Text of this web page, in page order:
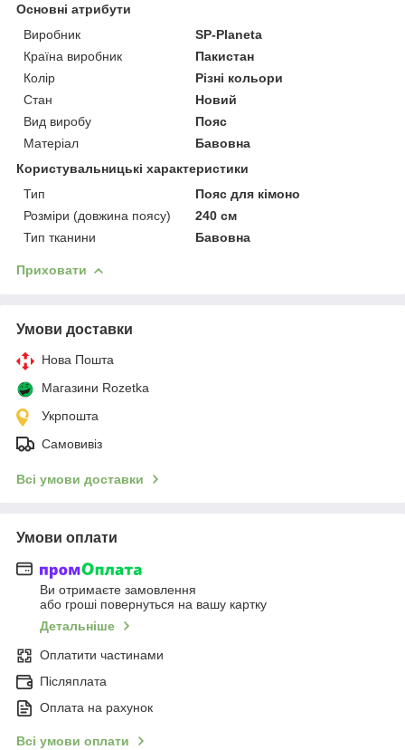
Основні атрибути
Виробник
SP-Planeta
Країна виробник
Пакистан
Колір
Різні кольори
Стан
Новий
Вид виробу
Пояс
Матеріал
Бавовна
Користувальницькі характеристики
Тип
Пояс для кімоно
Розміри (довжина поясу)
240 см
Тип тканини
Бавовна
Приховати
Умови доставки
Нова Пошта
Магазини Rozetka
Укрпошта
Самовивіз
Всі умови доставки
Умови оплати
Ви отримаєте замовлення
або гроші повернуться на вашу картку
Детальніше
Оплатити частинами
Післяплата
Оплата на рахунок
Всі умови оплати